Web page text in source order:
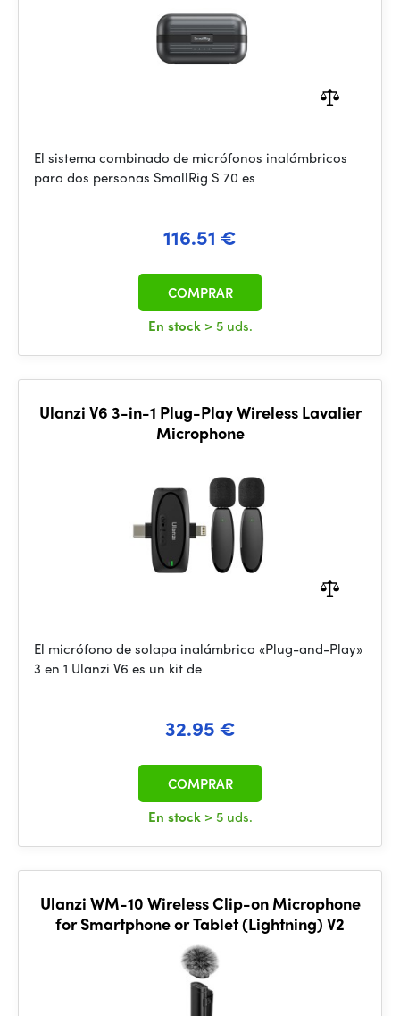
El sistema combinado de micrófonos inalámbricos
para dos personas SmallRig S 70 es
116.51 €
En stock > 5 uds.
COMPRAR
Ulanzi V6 3-in-1 Plug-Play Wireless Lavalier
Microphone
El micrófono de solapa inalámbrico «Plug-and-Play»
3 en 1 Ulanzi V6 es un kit de
32.95 €
En stock > 5 uds.
COMPRAR
Ulanzi WM-10 Wireless Clip-on Microphone
for Smartphone or Tablet (Lightning) V2